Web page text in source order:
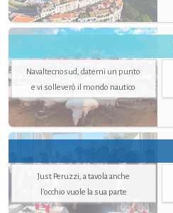
Navaltecnosud, datemi un punto
e vi solleverò il mondo nautico
Just Peruzzi, a tavola anche
l’occhio vuole la sua parte